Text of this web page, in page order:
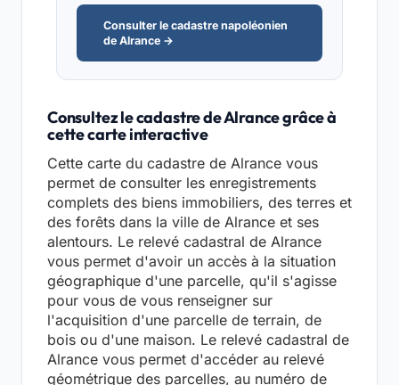
Consulter le cadastre napoléonien
de Alrance →
Consultez le cadastre de Alrance grâce à
cette carte interactive
Cette carte du cadastre de Alrance vous
permet de consulter les enregistrements
complets des biens immobiliers, des terres et
des forêts dans la ville de Alrance et ses
alentours. Le relevé cadastral de Alrance
vous permet d'avoir un accès à la situation
géographique d'une parcelle, qu'il s'agisse
pour vous de vous renseigner sur
l'acquisition d'une parcelle de terrain, de
bois ou d'une maison. Le relevé cadastral de
Alrance vous permet d'accéder au relevé
géométrique des parcelles, au numéro de